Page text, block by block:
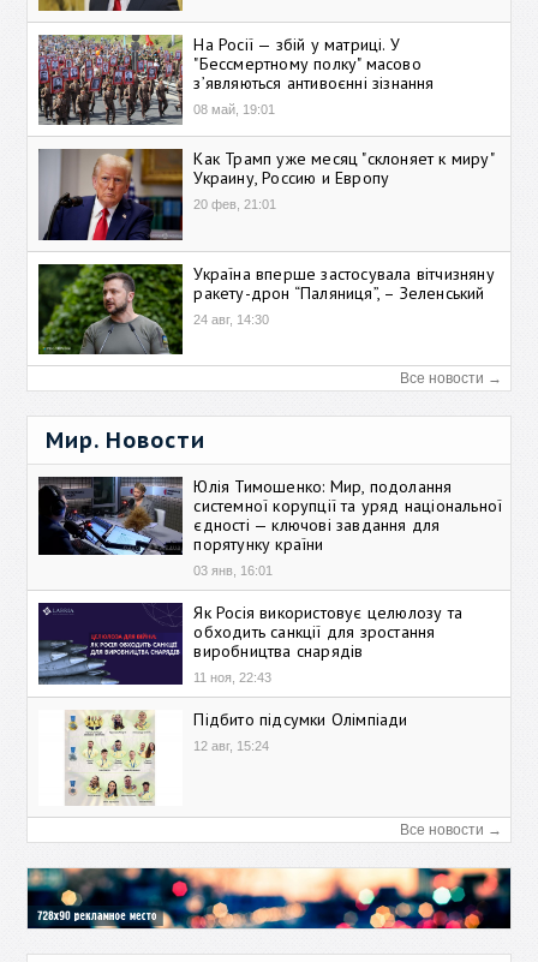
На Росії — збій у матриці. У
"Бессмертному полку" масово
зʼявляються антивоєнні зізнання
08 май, 19:01
Как Трамп уже месяц "склоняет к миру"
Украину, Россию и Европу
20 фев, 21:01
Україна вперше застосувала вітчизняну
ракету-дрон “Паляниця”, – Зеленський
24 авг, 14:30
Все новости →
Мир. Новости
Юлія Тимошенко: Мир, подолання
системної корупції та уряд національної
єдності — ключові завдання для
порятунку країни
03 янв, 16:01
Як Росія використовує целюлозу та
обходить санкції для зростання
виробництва снарядів
11 ноя, 22:43
Підбито підсумки Олімпіади
12 авг, 15:24
Все новости →